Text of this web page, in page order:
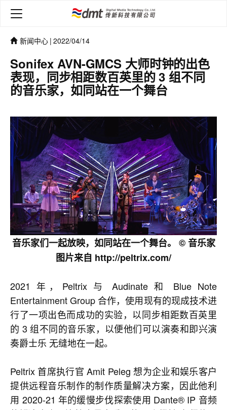
新闻中心 | 2022/04/14
Sonifex AVN-GMCS 大师时钟的出色
表现，同步相距数百英里的 3 组不同
的音乐家，如同站在一个舞台
音乐家们一起放映，如同站在一个舞台。 © 音乐家
图片来自 http://peltrix.com/
2021 年，Peltrix 与 Audinate 和 Blue Note
Entertainment Group 合作，使用现有的现成技术进
行了一项出色而成功的实验，以同步相距数百英里
的 3 组不同的音乐家，以便他们可以演奏和即兴演
奏爵士乐 无缝地在一起。
Peltrix 首席执行官 Amit Peleg 想为企业和娱乐客户
提供远程音乐制作的制作质量解决方案，因此他利
用 2020-21 年的缓慢步伐探索使用 Dante® IP 音频